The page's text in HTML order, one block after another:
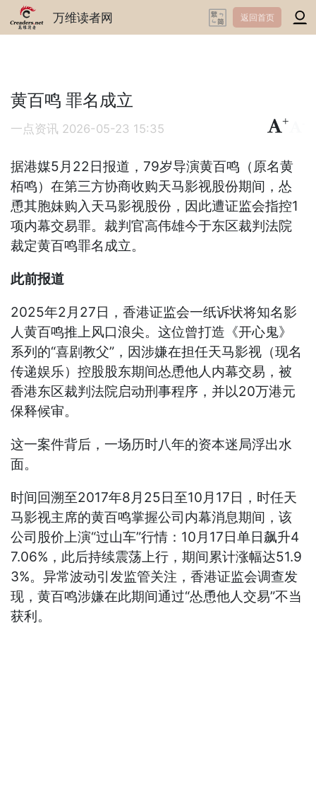
万维读者网 返回首页
黄百鸣 罪名成立
一点资讯 2026-05-23 15:35
+
据港媒5月22日报道，79岁导演黄百鸣（原名黄
栢鸣）在第三方协商收购天马影视股份期间，怂
恿其胞妹购入天马影视股份，因此遭证监会指控1
项内幕交易罪。裁判官高伟雄今于东区裁判法院
裁定黄百鸣罪名成立。
此前报道
2025年2月27日，香港证监会一纸诉状将知名影
人黄百鸣推上风口浪尖。这位曾打造《开心鬼》
系列的“喜剧教父”，因涉嫌在担任天马影视（现名
传递娱乐）控股股东期间怂恿他人内幕交易，被
香港东区裁判法院启动刑事程序，并以20万港元
保释候审。
这一案件背后，一场历时八年的资本迷局浮出水
面。
时间回溯至2017年8月25日至10月17日，时任天
马影视主席的黄百鸣掌握公司内幕消息期间，该
公司股价上演“过山车”行情：10月17日单日飙升4
7.06%，此后持续震荡上行，期间累计涨幅达51.9
3%。异常波动引发监管关注，香港证监会调查发
现，黄百鸣涉嫌在此期间通过“怂恿他人交易”不当
获利。